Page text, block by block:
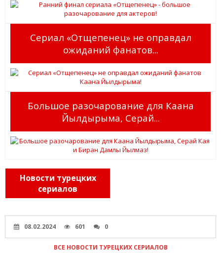
Сериал «Отщепенец» не оправдал
ожиданий фанатов...
Большое разочарование для Каана
Йылдырыма, Серай...
Новости турецких
сериалов
08.02.2024 601 0
ВСЕ НОВОСТИ ТУРЕЦКИХ СЕРИАЛОВ